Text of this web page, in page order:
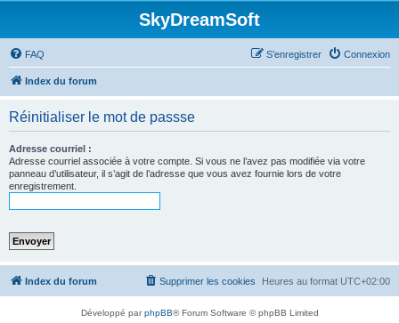
SkyDreamSoft
FAQ Connexion
S’enregistrer
Index du forum
Réinitialiser le mot de passse
Adresse courriel :
Adresse courriel associée à votre compte. Si vous ne l’avez pas modifiée via votre
panneau d’utilisateur, il s’agit de l’adresse que vous avez fournie lors de votre
enregistrement.
Index du forum Heures au format UTC+02:00
Supprimer les cookies
Développé parphpBB® Forum Software © phpBB Limited